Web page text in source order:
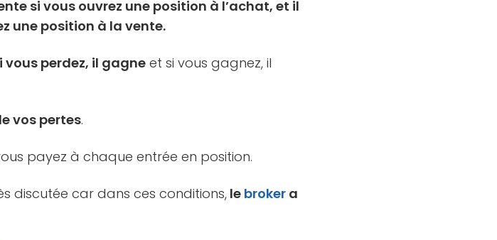
si vous ouvrez une position à l’achat, et il
une position à la vente.
vous perdez, il gagne et si vous gagnez, il
vos pertes.
payez à chaque entrée en position.
discutée car dans ces conditions, le broker a